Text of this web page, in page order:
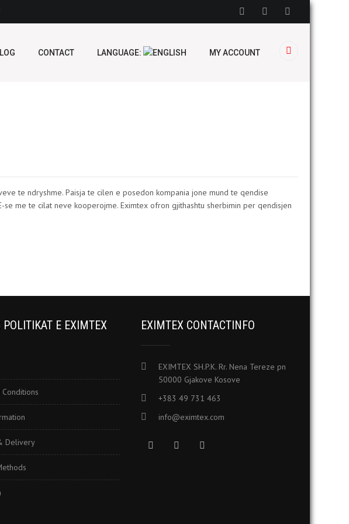
CONTACT LANGUAGE: MY ACCOUNT
te ndryshme. Paisja te cilen e posedon kompania jone mund te qendise
me te cilat neve kooperojme. Eximtex ofron gjithashtu sherbimin per qendisjen
E EXIMTEX
Delivery
EXIMTEX CONTACTINFO
EXIMTEX SH.P.K. Rr. Nena Tereze pn
50000 Gjakove Kosove
+383 49 731 463
info@eximtex.com